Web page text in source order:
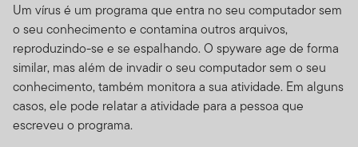
Um vírus é um programa que entra no seu computador sem
o seu conhecimento e contamina outros arquivos,
reproduzindo-se e se espalhando. O spyware age de forma
similar, mas além de invadir o seu computador sem o seu
conhecimento, também monitora a sua atividade. Em alguns
casos, ele pode relatar a atividade para a pessoa que
escreveu o programa.